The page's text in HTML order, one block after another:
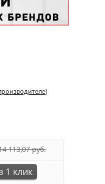
)
113,07 руб.
1 клик